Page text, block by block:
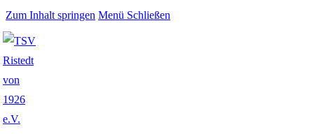
Zum Inhalt springen Menü Schließen